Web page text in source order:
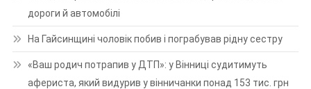
дороги й автомобілі
На Гайсинщині чоловік побив і пограбував рідну сестру
«Ваш родич потрапив у ДТП»: у Вінниці судитимуть
афериста, який видурив у вінничанки понад 153 тис. грн